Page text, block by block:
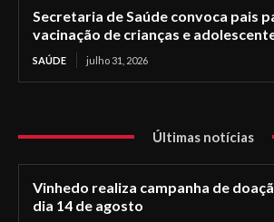
Secretaria de Saúde convoca pais
vacinação de crianças e
SAÚDE julho 31, 2026
Últimas notícias
Vinhedo realiza campanha de
dia 14 de agosto